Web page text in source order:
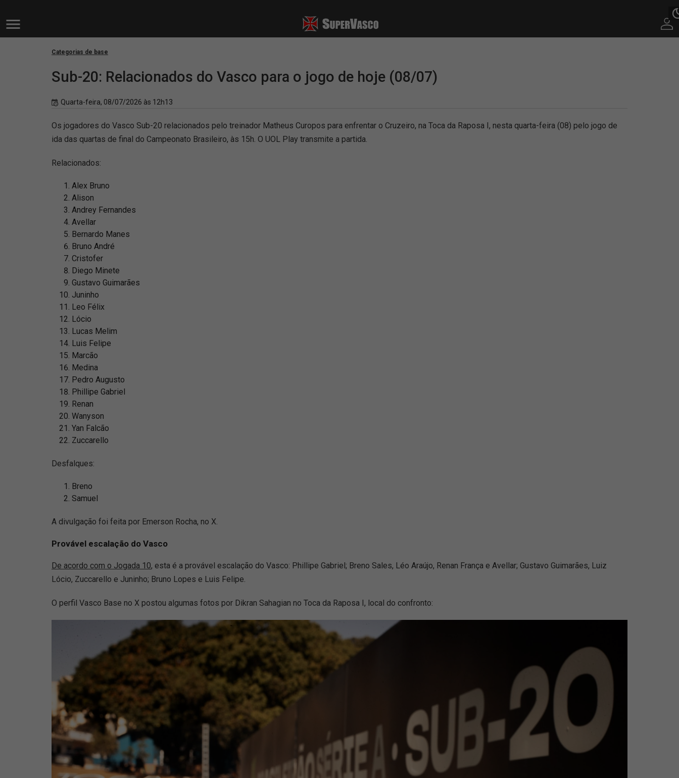
Categorias de base
Sub-20: Relacionados do Vasco para o jogo de hoje (08/07)
Quarta-feira, 08/07/2026 às 12h13
Os jogadores do Vasco Sub-20 relacionados pelo treinador Matheus Curopos para enfrentar o Cruzeiro, na Toca da Raposa I, nesta quarta-feira (08) pelo jogo de
ida das quartas de final do Campeonato Brasileiro, às 15h. O UOL Play transmite a partida.
Relacionados:
Alex Bruno
Alison
Andrey Fernandes
Avellar
Bernardo Manes
Bruno André
Cristofer
Diego Minete
Gustavo Guimarães
Juninho
Leo Félix
Lócio
Lucas Melim
Luis Felipe
Marcão
Medina
Pedro Augusto
Phillipe Gabriel
Renan
Wanyson
Yan Falcão
Zuccarello
Desfalques:
Breno
Samuel
A divulgação foi feita por Emerson Rocha, no X.
Provável escalação do Vasco
De acordo com o Jogada 10, esta é a provável escalação do Vasco: Phillipe Gabriel; Breno Sales, Léo Araújo, Renan França e Avellar; Gustavo Guimarães, Luiz
Lócio, Zuccarello e Juninho; Bruno Lopes e Luis Felipe.
O perfil Vasco Base no X postou algumas fotos por Dikran Sahagian no Toca da Raposa I, local do confronto: